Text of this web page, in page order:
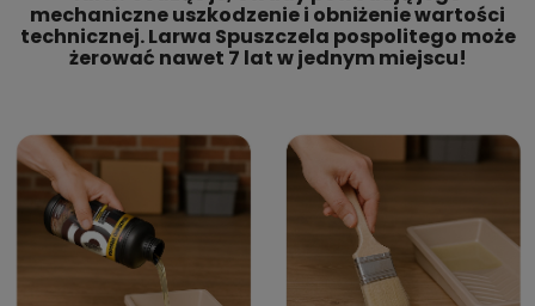
mechaniczne uszkodzenie i obniżenie wartości
technicznej. Larwa Spuszczela pospolitego może
żerować nawet 7 lat w jednym miejscu!